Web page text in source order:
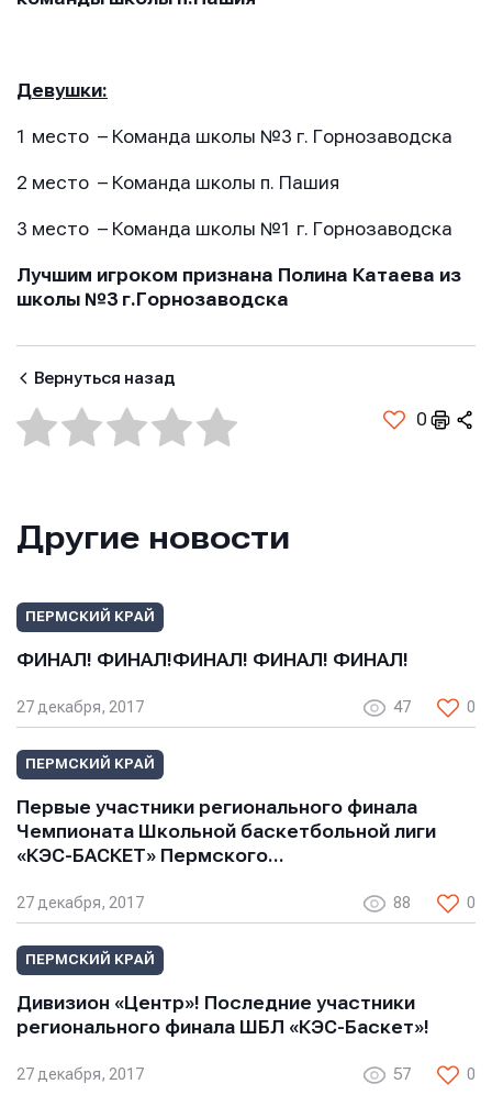
Девушки:
1 место – Команда школы №3 г. Горнозаводска
2 место – Команда школы п. Пашия
3 место – Команда школы №1 г. Горнозаводска
Лучшим игроком признана Полина Катаева из
школы №3 г.Горнозаводска
Вернуться назад
0
Другие новости
ПЕРМСКИЙ КРАЙ
ФИНАЛ! ФИНАЛ!ФИНАЛ! ФИНАЛ! ФИНАЛ!
27 декабря, 2017 47 0
ПЕРМСКИЙ КРАЙ
Первые участники регионального финала
Чемпионата Школьной баскетбольной лиги
«КЭС-БАСКЕТ» Пермского…
27 декабря, 2017 88 0
ПЕРМСКИЙ КРАЙ
Дивизион «Центр»! Последние участники
регионального финала ШБЛ «КЭС-Баскет»!
27 декабря, 2017 57 0
Телефон
Нажимая кнопку “Отправить”, вы соглашаетесь с
Телефон
Нажимая кнопку “Отправить”, вы соглашаетесь с
E-mail
Сообщение
условиями обработки персональных данных